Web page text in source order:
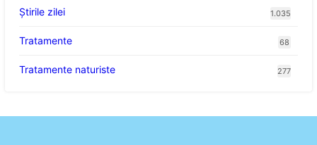
Știrile zilei 1.035
Tratamente 68
Tratamente naturiste 277